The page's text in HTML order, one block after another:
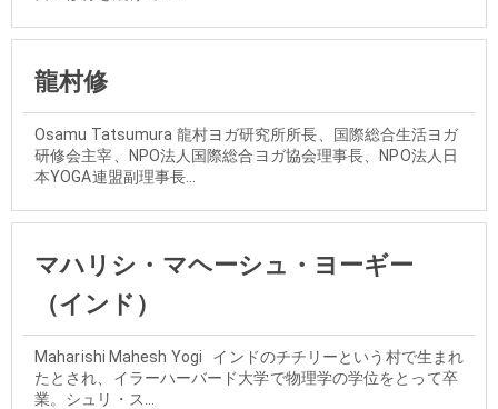
龍村修
Osamu Tatsumura 龍村ヨガ研究所所長、国際総合生活ヨガ
研修会主宰、NPO法人国際総合ヨガ協会理事長、NPO法人日
本YOGA連盟副理事長...
マハリシ・マヘーシュ・ヨーギー
（インド）
Maharishi Mahesh Yogi インドのチチリーという村で生まれ
たとされ、イラーハーバード大学で物理学の学位をとって卒
業。シュリ・ス...